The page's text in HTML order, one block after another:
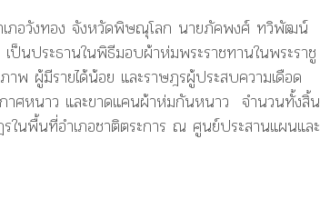
ภอวังทอง จังหวัดพิษณุโลก นายภัคพงศ์ ทวิพัฒน์
ป็นประธานในพิธีมอบผ้าห่มพระราชทานในพระราชู
ผู้มีรายได้น้อย และราษฎรผู้ประสบความเดือด
าศหนาว และขาดแคนผ้าห่มกันหนาว จำนวนทั้งสิ้น
นพื้นที่อำเภอชาติตระการ ณ ศูนย์ประสานแผนและ
องค์ใหม่ใน “ศิลปะคณะ
ราษฎร”